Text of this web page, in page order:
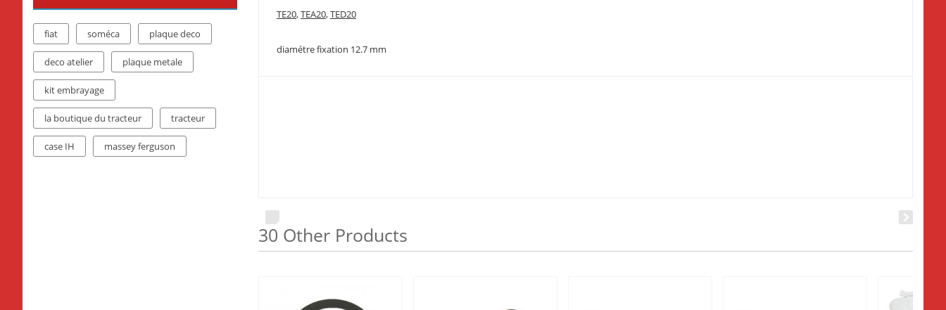
fiat soméca plaque deco
deco atelier plaque metale
kit embrayage
la boutique du tracteur tracteur
case IH massey ferguson
TE20,TEA20,TED20
diamétre fixation 12.7 mm
30 Other Products